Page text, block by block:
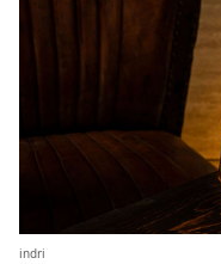
indri